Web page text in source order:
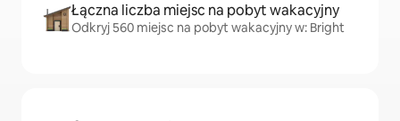
Łączna liczba miejsc na pobyt wakacyjny
Odkryj 560 miejsc na pobyt wakacyjny w: Bright